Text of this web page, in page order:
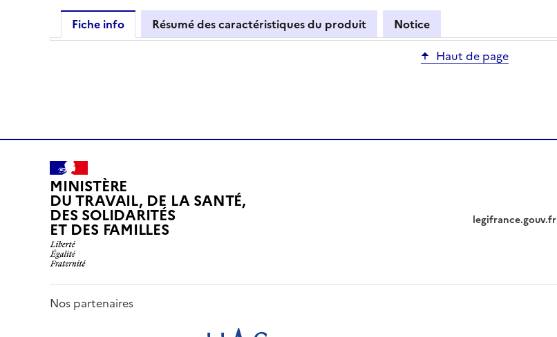
Fiche info Résumé des caractéristiques du produit
Notice
Haut de page
MINISTÈRE
DU TRAVAIL, DE LA SANTÉ,
DES SOLIDARITÉS
ET DES FAMILLES legifrance.gouv.fr
Nos partenaires